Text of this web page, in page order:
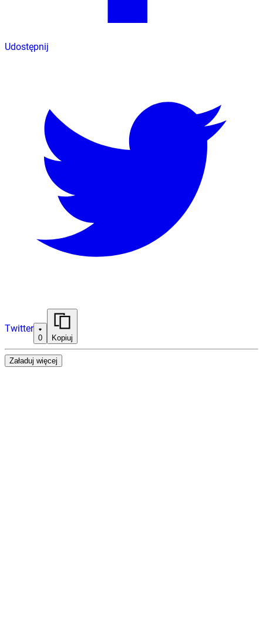
Udostępnij
Twitter
0 Kopiuj
Załaduj więcej